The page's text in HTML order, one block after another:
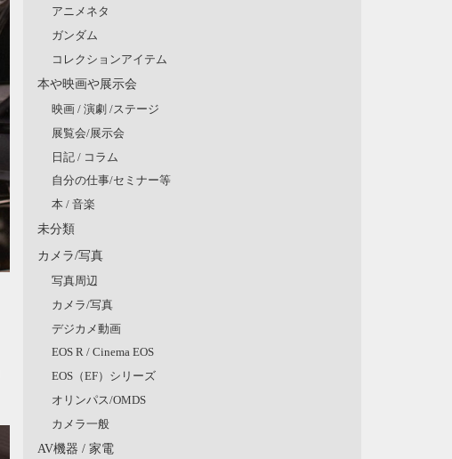
アニメネタ
ガンダム
コレクションアイテム
本や映画や展示会
映画 / 演劇 /ステージ
展覧会/展示会
日記 / コラム
自分の仕事/セミナー等
本 / 音楽
未分類
カメラ/写真
写真周辺
カメラ/写真
デジカメ動画
EOS R / Cinema EOS
EOS（EF）シリーズ
オリンパス/OMDS
カメラ一般
AV機器 / 家電